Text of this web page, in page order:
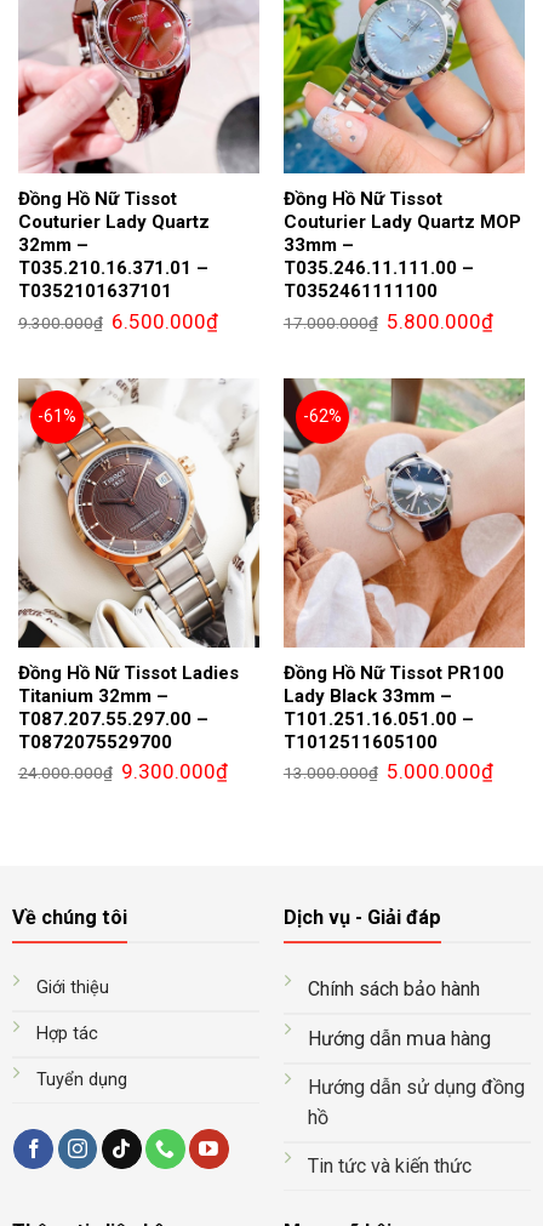
Đồng Hồ Nữ Tissot
Couturier Lady Quartz
32mm –
T035.210.16.371.01 –
T0352101637101
9.300.000₫ Giá
gốc
6.500.000₫Giá
hiện
6.500.000₫.
Đồng Hồ Nữ Tissot
Couturier Lady Quartz MOP
33mm –
T035.246.11.111.00 –
T0352461111100
17.000.000₫ Giá
gốc
5.800.000₫Giá
hiện
-61%
Đồng Hồ Nữ Tissot Ladies
Titanium 32mm –
T087.207.55.297.00 –
T0872075529700
24.000.000₫ Giá
gốc
9.300.000₫Giá
hiện
-62%
Đồng Hồ Nữ Tissot PR100
Lady Black 33mm –
T101.251.16.051.00 –
T1012511605100
13.000.000₫ Giá
gốc
5.000.000₫Giá
hiện
Về chúng tôi
Giới thiệu
Hợp tác
Tuyển dụng
Dịch vụ - Giải đáp
Chính sách bảo hành
Hướng dẫn muahàng
Hướng dẫn sử dụng đồng
hồ
Tin tức và kiến thức